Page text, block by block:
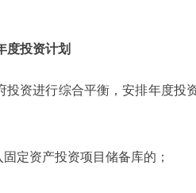
投资计划
进行综合平衡，安排年度投
定资产投资项目储备库的；